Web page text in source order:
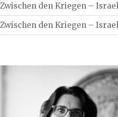
Zwischen den Kriegen – Israel
Zwischen den Kriegen – Israel